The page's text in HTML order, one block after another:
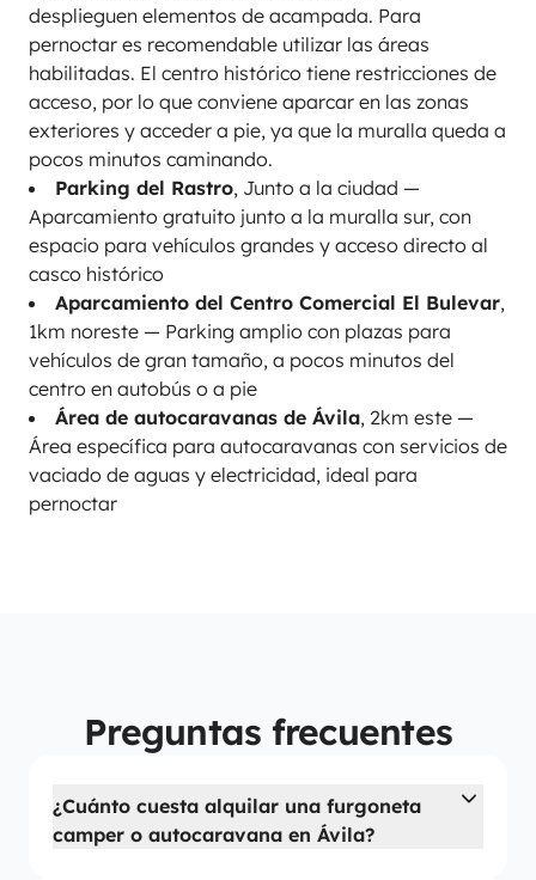
desplieguen elementos de acampada. Para
pernoctar es recomendable utilizar las áreas
habilitadas. El centro histórico tiene restricciones de
acceso, por lo que conviene aparcar en las zonas
exteriores y acceder a pie, ya que la muralla queda a
pocos minutos caminando.
Parking del Rastro, Junto a la ciudad —
Aparcamiento gratuito junto a la muralla sur, con
espacio para vehículos grandes y acceso directo al
casco histórico
Aparcamiento del Centro Comercial El Bulevar,
1km noreste — Parking amplio con plazas para
vehículos de gran tamaño, a pocos minutos del
centro en autobús o a pie
Área de autocaravanas de Ávila, 2km este —
Área específica para autocaravanas con servicios de
vaciado de aguas y electricidad, ideal para
pernoctar
Preguntas frecuentes
¿Cuánto cuesta alquilar una furgoneta
camper o autocaravana en Ávila?